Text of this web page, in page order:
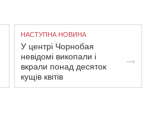
НАСТУПНА НОВИНА
У центрі Чорнобая
невідомі викопали і
вкрали понад десяток
кущів квітів